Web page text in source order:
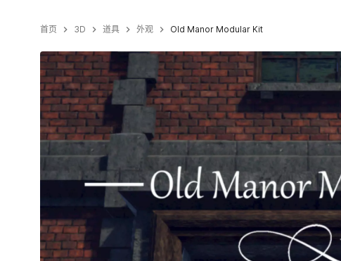
首页 3D 道具 外观 Old Manor Modular Kit
当前幻灯片：1 / 12